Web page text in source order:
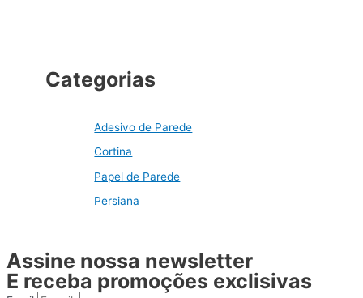
Categorias
Adesivo de Parede
Cortina
Papel de Parede
Persiana
Assine nossa newsletter
E receba promoções exclisivas